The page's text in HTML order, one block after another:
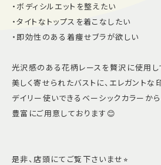
・ボディシルエットを整えたい
・タイトなトップスを着こなしたい
・即効性のある着痩せブラが欲しい
光沢感のある花柄レースを贅沢に使用し
美しく寄せられたバストに、エレガント
デイリー使いできるベーシックカラーか
豊富にご用意しております😊
是非、店頭にてご覧下さいませ⭐︎